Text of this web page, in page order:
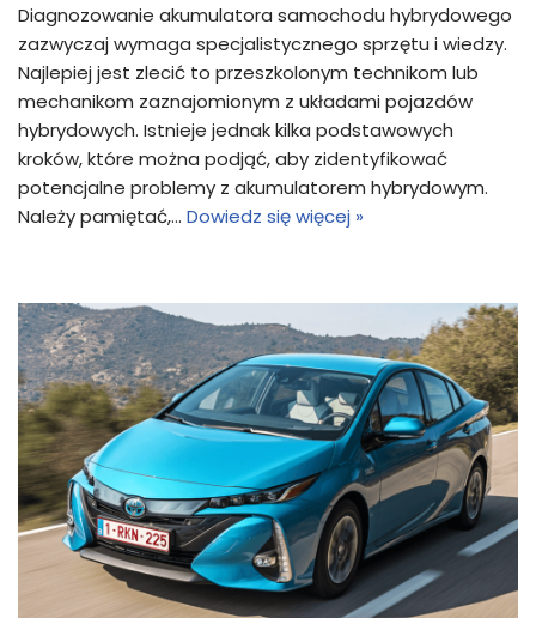
Diagnozowanie akumulatora samochodu hybrydowego
zazwyczaj wymaga specjalistycznego sprzętu i wiedzy.
Najlepiej jest zlecić to przeszkolonym technikom lub
mechanikom zaznajomionym z układami pojazdów
hybrydowych. Istnieje jednak kilka podstawowych
kroków, które można podjąć, aby zidentyfikować
potencjalne problemy z akumulatorem hybrydowym.
Należy pamiętać,… Dowiedz się więcej »